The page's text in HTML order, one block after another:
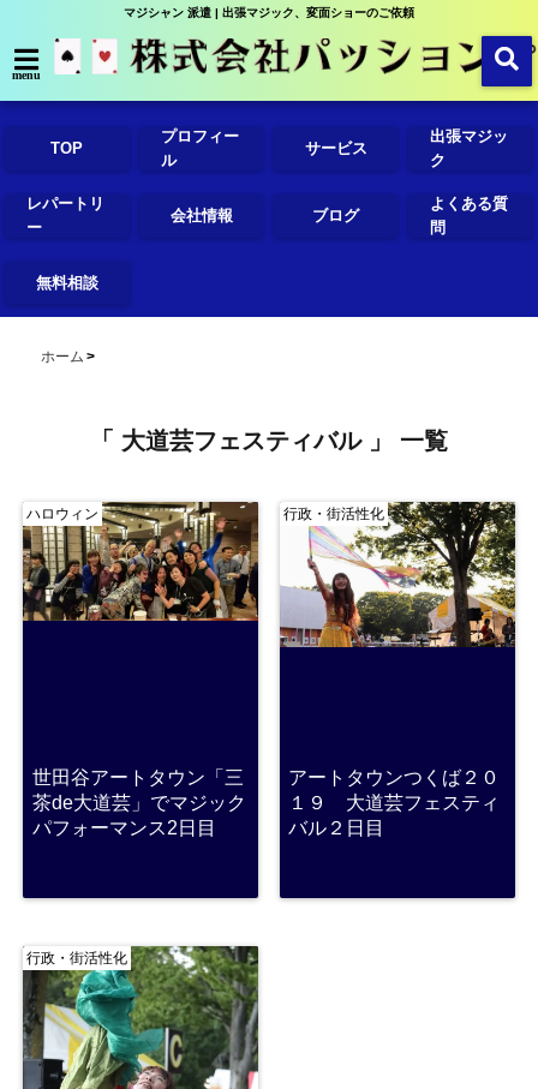
マジシャン 派遣 | 出張マジック、変面ショーのご依頼
menu
TOP
プロフィー
ル
サービス
出張マジッ
ク
レパートリ
ー
会社情報 ブログ
よくある質
問
無料相談
ホーム
「 大道芸フェスティバル 」 一覧
ハロウィン
世田谷アートタウン「三
茶de大道芸」でマジック
パフォーマンス2日目
行政・街活性化
アートタウンつくば２０
１９ 大道芸フェスティ
バル２日目
行政・街活性化